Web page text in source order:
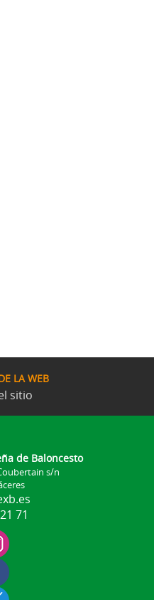
LA WEB
sitio
de Baloncesto
s/n
71